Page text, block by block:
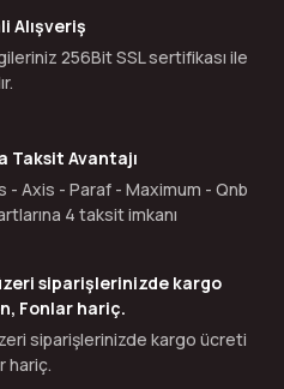
Alışveriş
256Bit SSL sertifikası ile
Taksit Avantajı
- Axis - Paraf - Maximum - Qnb
4 taksit imkanı
siparişlerinizde kargo
Fonlar hariç.
siparişlerinizde kargo ücreti
hariç.